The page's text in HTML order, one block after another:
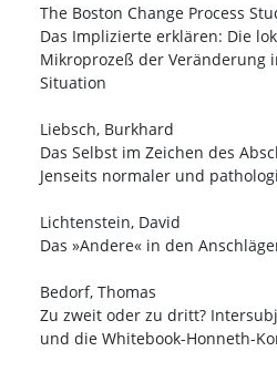
The Boston Change Process
Das Implizierte erklären: Die
Mikroprozeß der Veränderung
Situation
Liebsch, Burkhard
Das Selbst im Zeichen des
Jenseits normaler und
Lichtenstein, David
Das »Andere« in den
Bedorf, Thomas
Zu zweit oder zu dritt?
und die Whitebook-Honneth-